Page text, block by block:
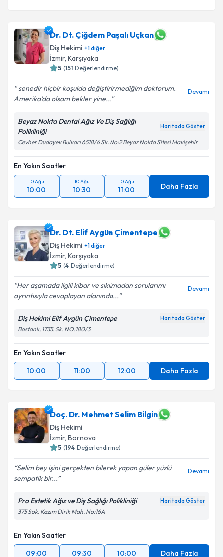
Dr. Dt. Çiğdem Paşalı Uçkan
Diş Hekimi +1diğer
İzmir, Karşıyaka
5 (151 Değerlendirme)
senedir hiçbir koşulda değiştirirmediğim doktorum.
Amerika’da olsam bekler yine...
Devamı
Beyaz Nokta Dental Ağız Ve Diş Sağlığı
Polikliniği
Haritada Göster
Cevher Dudayev Bulvarı 6518/6 Sk. No:2 Beyaz Nokta Sitesi Mavişehir
En Yakın Saatler
10 Ağu
10:00
10 Ağu
10:30
10 Ağu
11:00 Daha Fazla
Dr. Dt. Elif Aygün Çimentepe
Diş Hekimi +1diğer
İzmir, Karşıyaka
5 (4 Değerlendirme)
Her aşamada ilgili kibar ve sıkılmadan sorularımı
ayrıntısıyla cevaplayan alanında...
Devamı
Diş Hekimi Elif Aygün Çimentepe Haritada Göster
Bostanlı, 1735. Sk. NO:180/3
En Yakın Saatler
10:00
11:00 12:00 Daha Fazla
Doç. Dr. Mehmet Selim Bilgin
Diş Hekimi
İzmir, Bornova
5 (194 Değerlendirme)
Selim bey işini gerçekten bilerek yapan güler yüzlü
sempatik bir...
Devamı
Pro Estetik Ağız ve Diş Sağlığı Polikliniği Haritada Göster
375 Sok. Kazım Dirik Mah. No:16A
En Yakın Saatler
09:00
09:30 10:00 Daha Fazla